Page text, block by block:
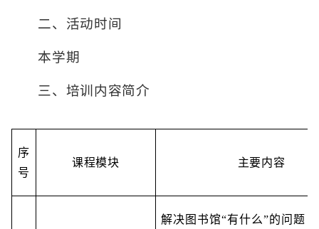
二、活动时间
本学期
三、培训内容简介
序
号
课程模块 主要内容
解决图书馆“有什么”的问题